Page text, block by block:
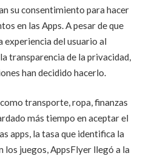
su consentimiento para hacer
en las Apps. A pesar de que
del usuario al
transparencia de la privacidad,
han decidido hacerlo.
transporte, ropa, finanzas
más tiempo en aceptar el
apps, la tasa que identifica la
los juegos, AppsFlyer llegó a la